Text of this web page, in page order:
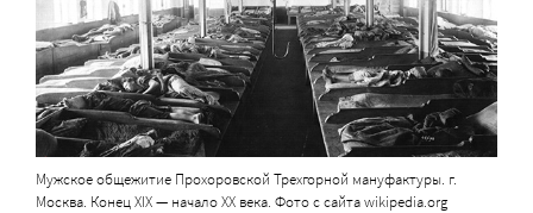
Мужское общежитие Прохоровской Трехгорной мануфактуры. г.
Москва. Конец XIX — начало XX века. Фото с сайта wikipedia.org